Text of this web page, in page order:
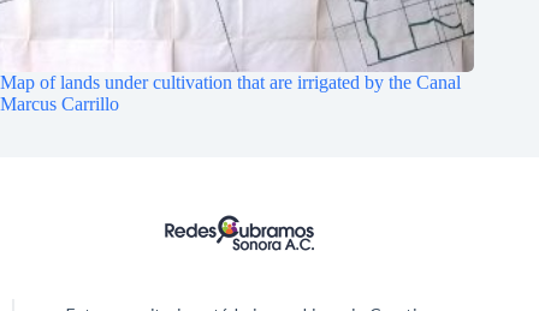
Map of lands under cultivation that are irrigated by the Canal
Marcus Carrillo